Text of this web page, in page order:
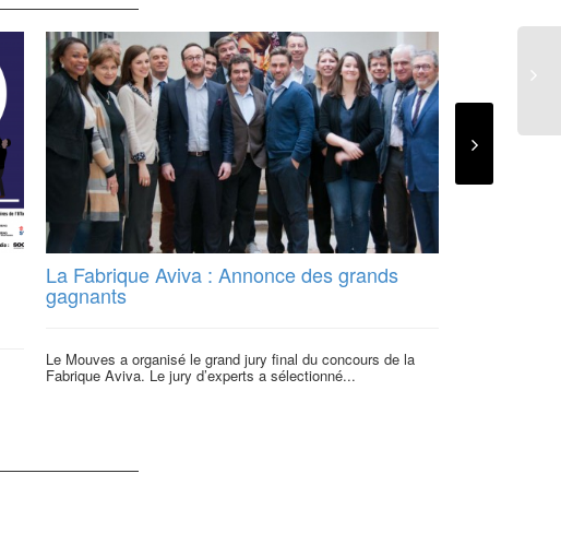
La Fabrique Aviva : Annonce des grands
gagnants
Le Mouves a organisé le grand jury final du concours de la
Fabrique Aviva. Le jury d’experts a sélectionné...